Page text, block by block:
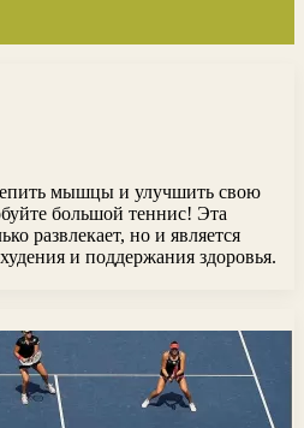
мышцы и улучшить свою
большой теннис! Эта
развлекает, но и является
и поддержания здоровья.